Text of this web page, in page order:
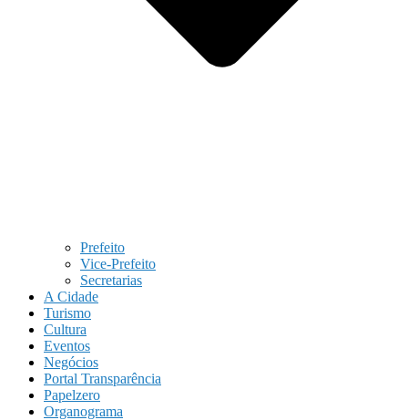
Prefeito
Vice-Prefeito
Secretarias
A Cidade
Turismo
Cultura
Eventos
Negócios
Portal Transparência
Papelzero
Organograma